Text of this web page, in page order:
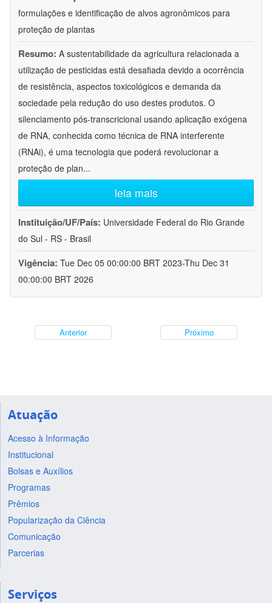
formulações e identificação de alvos agronômicos para
proteção de plantas
Resumo: A sustentabilidade da agricultura relacionada a
utilização de pesticidas está desafiada devido a ocorrência
de resistência, aspectos toxicológicos e demanda da
sociedade pela redução do uso destes produtos. O
silenciamento pós-transcricional usando aplicação exógena
de RNA, conhecida como técnica de RNA interferente
(RNAi), é uma tecnologia que poderá revolucionar a
proteção de plan...
leia mais
Instituição/UF/País: Universidade Federal do Rio Grande
do Sul - RS - Brasil
Vigência: Tue Dec 05 00:00:00 BRT 2023-Thu Dec 31
00:00:00 BRT 2026
Anterior Próximo
Atuação
Acesso à Informação
Institucional
Bolsas e Auxílios
Programas
Prêmios
Popularização da Ciência
Comunicação
Parcerias
Serviços